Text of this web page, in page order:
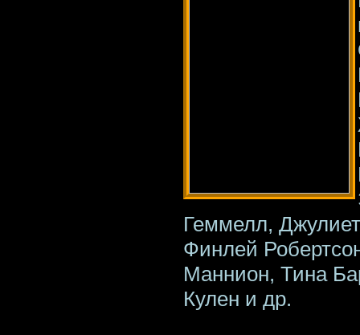
Геммелл,
Финлей
Маннион, Тина
Кулен и др.